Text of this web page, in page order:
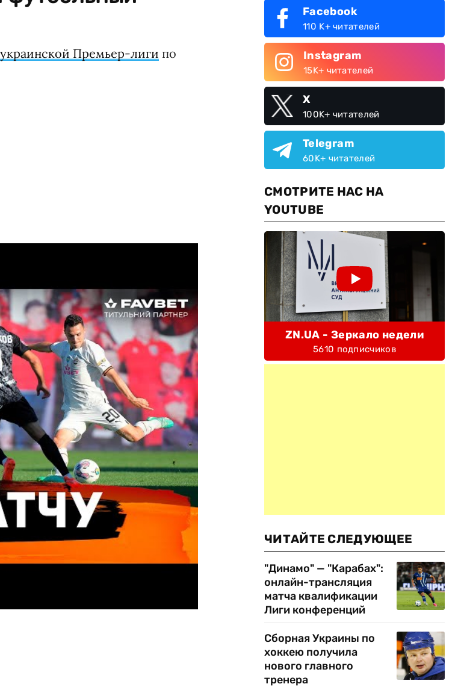
украинской Премьер-лиги по
Facebook
110 K+ читателей
Instagram
15K+ читателей
X
100K+ читателей
Telegram
60K+ читателей
СМОТРИТЕ НАС НА
YOUTUBE
ZN.UA - Зеркало недели
5610 подписчиков
ЧИТАЙТЕ СЛЕДУЮЩЕЕ
"Динамо" — "Карабах":
онлайн-трансляция
матча квалификации
Лиги конференций
Сборная Украины по
хоккею получила
нового главного
тренера